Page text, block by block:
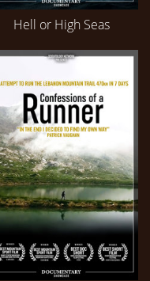
Hell or High Seas